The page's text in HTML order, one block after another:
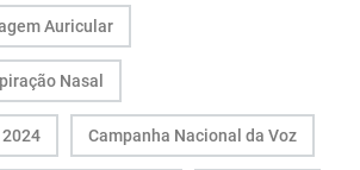
Auricular
Nasal
2024 Campanha Nacional da Voz